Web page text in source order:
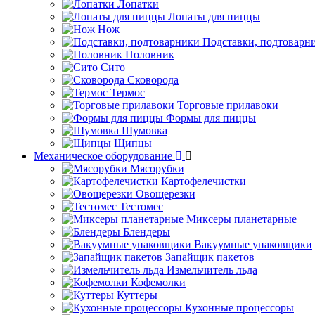
Лопатки
Лопаты для пиццы
Нож
Подставки,
Половник
Сито
Сковорода
Термос
Торговые прилавоки
Формы для пиццы
Шумовка
Щипцы
Механическое оборудование
Мясорубки
Картофелечистки
Овощерезки
Тестомес
Миксеры планетарные
Блендеры
Вакуумные упаковщики
Запайщик пакетов
Измельчитель льда
Кофемолки
Куттеры
Кухонные процессоры